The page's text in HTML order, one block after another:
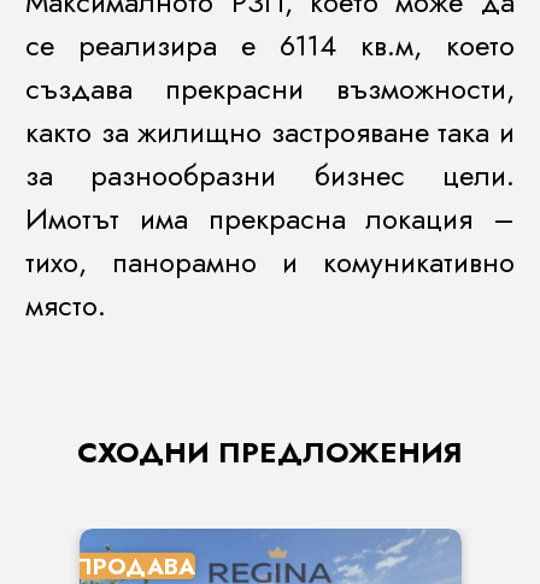
се реализира е 6114 кв.м, което
създава прекрасни възможности,
както за жилищно застрояване така и
за разнообразни бизнес цели.
Имотът има прекрасна локация –
тихо, панорамно и комуникативно
място.
СХОДНИ ПРЕДЛОЖЕНИЯ
ПРОДАВА